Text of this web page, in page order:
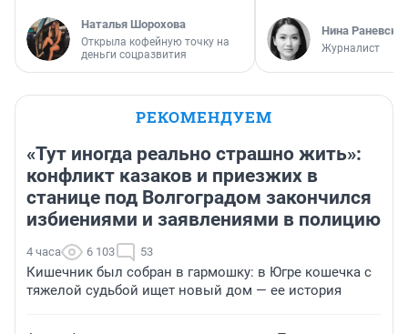
Наталья Шорохова
Открыла кофейную точку на
деньги соцразвития
Нина
Журналист
РЕКОМЕНДУЕМ
«Тут иногда реально страшно жить»:
конфликт казаков и приезжих в
станице под Волгоградом закончился
избиениями и заявлениями в полицию
4 часа 6 103 53
Кишечник был собран в гармошку: в Югре кошечка с
тяжелой судьбой ищет новый дом — ее история